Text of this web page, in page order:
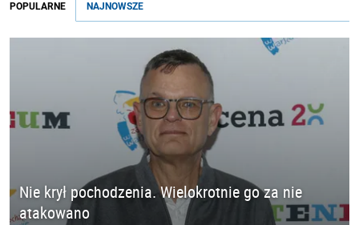
POPULARNE NAJNOWSZE
Nie krył pochodzenia. Wielokrotnie go za nie
atakowano